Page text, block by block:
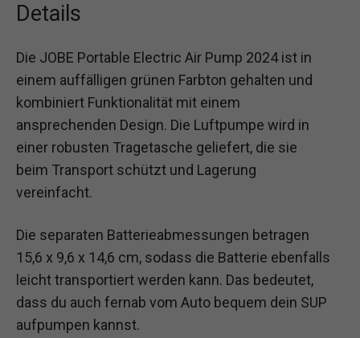
Details
Die JOBE Portable Electric Air Pump 2024 ist in
einem auffälligen grünen Farbton gehalten und
kombiniert Funktionalität mit einem
ansprechenden Design. Die Luftpumpe wird in
einer robusten Tragetasche geliefert, die sie
beim Transport schützt und Lagerung
vereinfacht.
Die separaten Batterieabmessungen betragen
15,6 x 9,6 x 14,6 cm, sodass die Batterie ebenfalls
leicht transportiert werden kann. Das bedeutet,
dass du auch fernab vom Auto bequem dein SUP
aufpumpen kannst.